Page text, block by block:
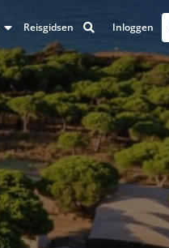
Reisgidsen Inloggen